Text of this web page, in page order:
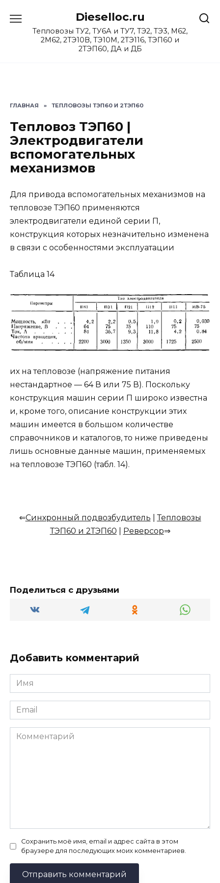
содержанию
Dieselloc.ru
Тепловозы ТУ2, ТУ6А и ТУ7, ТЭ2, ТЭ3, М62,
2М62, 2ТЭ10В, ТЭ10М, 2ТЭ116, ТЭП60 и
2ТЭП60, ДА и ДБ
ГЛАВНАЯ » ТЕПЛОВОЗЫ ТЭП60 И 2ТЭП60
Тепловоз ТЭП60 |
Электродвигатели
вспомогательных
механизмов
Для привода вспомогательных механизмов на
тепловозе ТЭП60 применяются
электродвигатели единой серии П,
конструкция которых незначительно изменена
в связи с особенностями эксплуатации
Таблица 14
их на тепловозе (напряжение питания
нестандартное — 64 В или 75 В). Поскольку
конструкция машин серии П широко известна
и, кроме того, описание конструкции этих
машин имеется в большом количестве
справочников и каталогов, то ниже приведены
лишь основные данные машин, применяемых
на тепловозе ТЭП60 (табл. 14).
⇐Синхронный подвозбудитель |Тепловозы
ТЭП60 и 2ТЭП60
Реверсор⇒
Поделиться с друзьями
Добавить комментарий
Имя
*
Email
*
Комментарий
Сохранить моё имя, email и адрес сайта в этом
браузере для последующих моих комментариев.